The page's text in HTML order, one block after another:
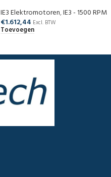
IE3 Elektromotoren,IE3 - 1500 RPM
€1.612,44 Excl. BTW
Toevoegen